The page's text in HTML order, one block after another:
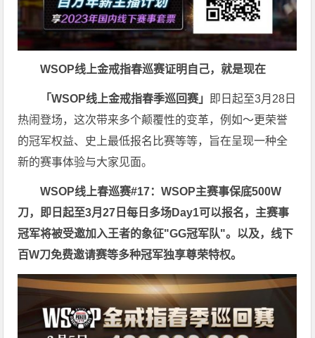
WSOP线上金戒指春巡赛证明自己，就是现在
「WSOP线上金戒指春季巡回赛」
即日起至3月28日
热闹登场，这次带来多个颠覆性的变革，例如～更荣誉
的冠军权益、史上最低报名比赛等等，旨在呈现一种全
新的赛事体验与大家见面。
WSOP线上春巡赛#17：WSOP主赛事保底500W
刀，即日起至3月27日每日多场Day1可以报名，主赛事
冠军将被受邀加入王者的象征"GG冠军队"。以及，线下
百W刀免费邀请赛等多种冠军独享尊荣特权。